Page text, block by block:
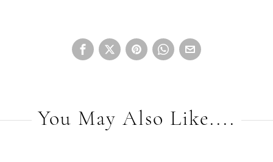
You May Also Like....